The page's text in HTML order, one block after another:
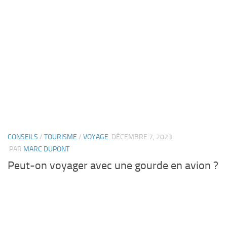
CONSEILS / TOURISME / VOYAGE DÉCEMBRE 7, 2023
PAR MARC DUPONT
Peut-on voyager avec une gourde en avion ?